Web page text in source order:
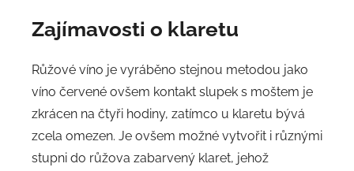
Zajímavosti o klaretu
Růžové víno je vyráběno stejnou metodou jako
víno červené ovšem kontakt slupek s moštem je
zkrácen na čtyři hodiny, zatímco u klaretu bývá
zcela omezen. Je ovšem možné vytvořit i různými
stupni do růžova zabarvený klaret, jehož